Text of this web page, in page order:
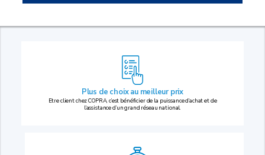
Plus de choix au meilleur prix
Etre client chez COPRA, c’est bénéficier de la puissance d’achat et de
l’assistance d’un grand réseau national.